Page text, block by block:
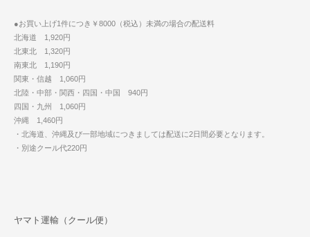
●お買い上げ1件につき￥8000（税込）未満の場合の配送料
北海道 1,920円
北東北 1,320円
南東北 1,190円
関東・信越 1,060円
北陸・中部・関西・四国・中国 940円
四国・九州 1,060円
沖縄 1,460円
・北海道、沖縄及び一部地域につきましては配送に2日間必要となります。
・別途クール代220円
ヤマト運輸（クール便）